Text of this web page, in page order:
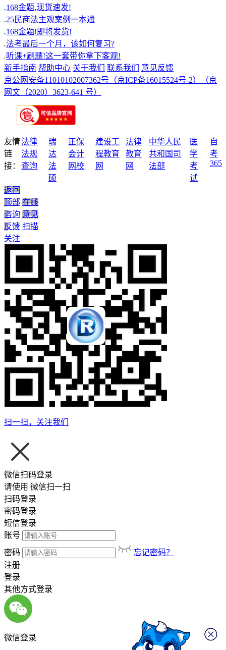
.168金题,现货速发!
.25民商法主观案例一本通
.168金题!即将发货!
.法考最后一个月，该如何复习?
.听课+刷题!这一套带你拿下客观!
新手指南 帮助中心 关于我们 联系我们
意见反馈
京公网安备11010102007362号 （京ICP备16015524号-2）
（京
网文（2020）3623-641 号）
友情
链
接：
法律
法规
查询
瑞
达
法
硕
正保
会计
网校
建设工
程教育
网
法律
教育
网
中华人民
共和国司
法部
医
学
考
试
自
考
365
返回
顶部 在线
咨询 意见
反馈 扫描
关注
扫一扫，关注我们
微信扫码登录
请使用 微信扫一扫
扫码登录
密码登录
短信登录
账号
密码
忘记密码？
注册
登录
其他方式登录
微信登录